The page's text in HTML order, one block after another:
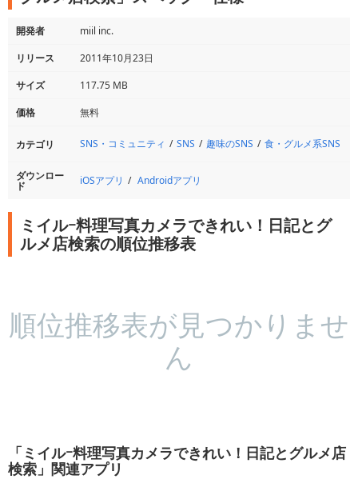
開発者
miil inc.
リリース
2011年10月23日
サイズ
117.75 MB
価格
無料
カテゴリ SNS・コミュニティ SNS 趣味のSNS 食・グルメ系SNS
ダウンロー
ド iOSアプリ Androidアプリ
ミイルｰ料理写真カメラできれい！日記とグ
ルメ店検索の順位推移表
順位推移表が見つかりませ
ん
「ミイルｰ料理写真カメラできれい！日記とグルメ店
検索」関連アプリ